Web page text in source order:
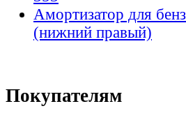
Амортизатор для
(нижний правый)
Покупателям